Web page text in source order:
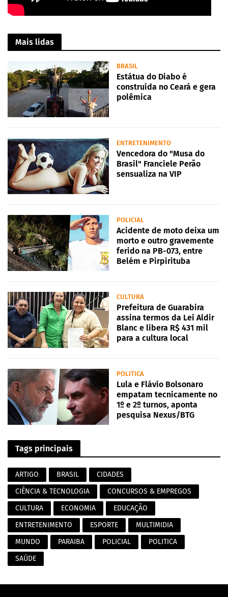
Mais lidas
BRASIL
Estátua do Diabo é
construída no Ceará e gera
polêmica
ENTRETENIMENTO
Vencedora do "Musa do
Brasil" Franciele Perão
sensualiza na VIP
POLICIAL
Acidente de moto deixa um
morto e outro gravemente
ferido na PB-073, entre
Belém e Pirpirituba
CULTURA
Prefeitura de Guarabira
assina termos da Lei Aldir
Blanc e libera R$ 431 mil
para a cultura local
POLITICA
Lula e Flávio Bolsonaro
empatam tecnicamente no
1º e 2º turnos, aponta
pesquisa Nexus/BTG
Tags principais
ARTIGO BRASIL
CIDADES
CIÊNCIA & TECNOLOGIA
CONCURSOS & EMPREGOS
CULTURA
ECONOMIA
EDUCAÇÃO
ENTRETENIMENTO
ESPORTE
MULTIMIDIA
MUNDO
PARAIBA POLICIAL
POLITICA
SAÚDE